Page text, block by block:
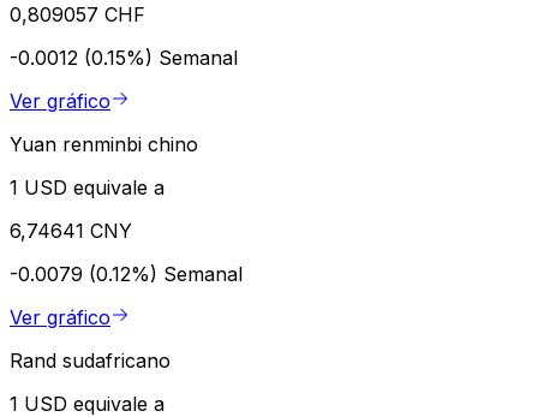
0,809057 CHF
-0.0012 (0.15%) Semanal
Ver gráfico
Yuan renminbi chino
1 USD equivale a
6,74641 CNY
-0.0079 (0.12%) Semanal
Ver gráfico
Rand sudafricano
1 USD equivale a